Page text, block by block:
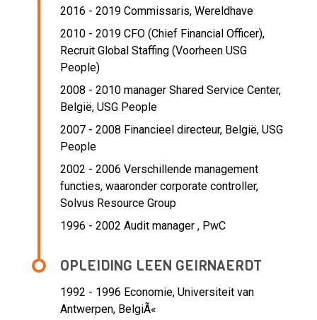
2016 - 2019 Commissaris, Wereldhave
2010 - 2019 CFO (Chief Financial Officer),
Recruit Global Staffing (Voorheen USG
People)
2008 - 2010 manager Shared Service Center,
België, USG People
2007 - 2008 Financieel directeur, België, USG
People
2002 - 2006 Verschillende management
functies, waaronder corporate controller,
Solvus Resource Group
1996 - 2002 Audit manager , PwC
OPLEIDING LEEN GEIRNAERDT
1992 - 1996 Economie, Universiteit van
Antwerpen, BelgiÃ«